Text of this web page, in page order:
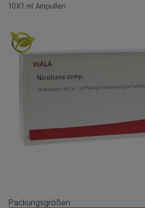
10X1 ml Ampullen
Packungsgrößen